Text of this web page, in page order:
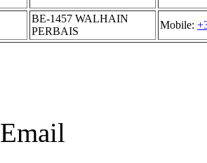
BE-1457 WALHAIN
PERBAIS
Mobile:
Email